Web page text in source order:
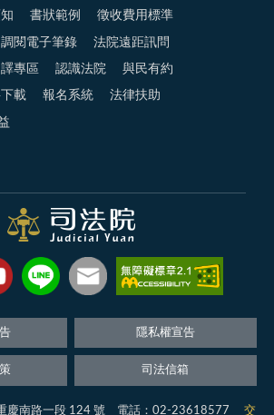
書狀範例 徵收費用標準
調閱電子筆錄 法院遠距訊問
專區 認識法院 與民有約
載 報名系統 法律扶助
隱私權宣告
司法信箱
慶南路一段 124 號 電話：02-23618577 交